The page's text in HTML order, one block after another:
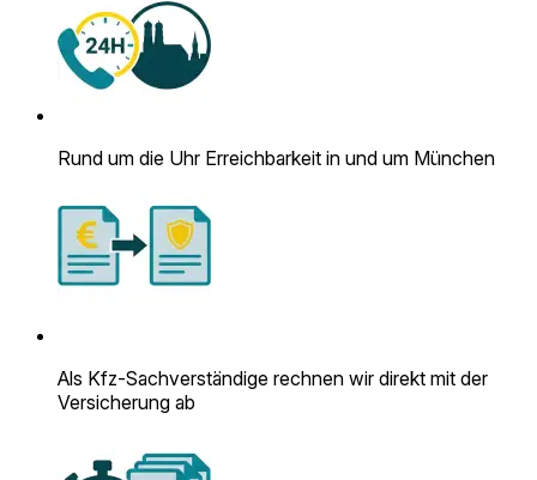
Rund um die Uhr Erreichbarkeit in und um München
Als Kfz-Sach­verständige rechnen wir direkt mit der
Versicherung ab